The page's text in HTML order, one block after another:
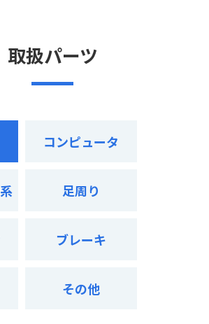
取扱パーツ
コンピュータ
足周り
ブレーキ
その他